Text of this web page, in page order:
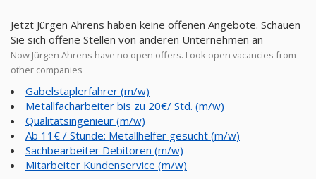
Jetzt Jürgen Ahrens haben keine offenen Angebote. Schauen
Sie sich offene Stellen von anderen Unternehmen an
Now Jürgen Ahrens have no open offers. Look open vacancies from
other companies
Gabelstaplerfahrer (m/w)
Metallfacharbeiter bis zu 20€/ Std. (m/w)
Qualitätsingenieur (m/w)
Ab 11€ / Stunde: Metallhelfer gesucht (m/w)
Sachbearbeiter Debitoren (m/w)
Mitarbeiter Kundenservice (m/w)